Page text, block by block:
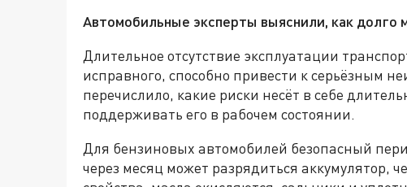
Автомобильные эксперты выяснили, как долго
Длительное отсутствие эксплуатации
исправного, способно привести к серьёзным
перечислило, какие риски несёт в себе
поддерживать его в рабочем состоянии.
Для бензиновых автомобилей безопасный
через месяц может разрядиться аккумулятор,